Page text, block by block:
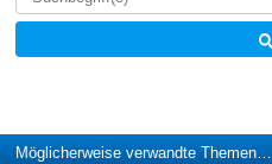
Möglicherweise verwandte Themen…